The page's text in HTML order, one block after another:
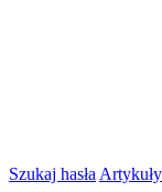
Szukaj hasła Artykuły